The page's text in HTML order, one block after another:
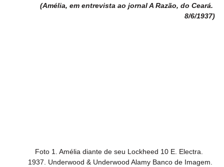
(Amélia, em entrevista ao jornal A Razão, do Ceará.
8/6/1937)
Foto 1. Amélia diante de seu Lockheed 10 E. Electra.
1937. Underwood & Underwood Alamy Banco de Imagem.